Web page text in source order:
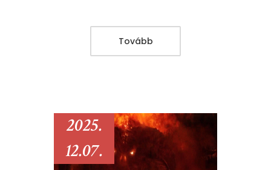
Tovább
2025.
12.07.